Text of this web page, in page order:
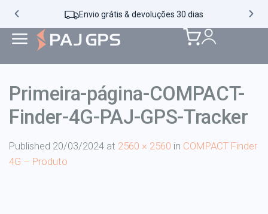
Envio grátis & devoluções 30 dias
Primeira-página-COMPACT-
Finder-4G-PAJ-GPS-Tracker
Published 20/03/2024 at 2560 × 2560 in COMPACT Finder
4G – Produto